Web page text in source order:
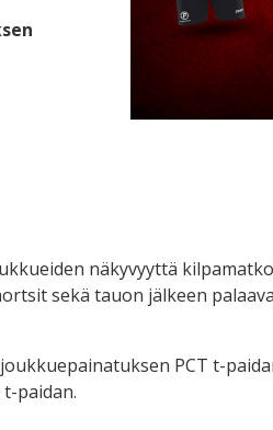
näkyvyyttä
sekä tauon jälkeen
PCT t-
paidan.